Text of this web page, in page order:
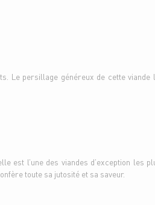
Le persillage généreux de cette viande
est l’une des viandes d’exception les
toute sa jutosité et sa saveur.